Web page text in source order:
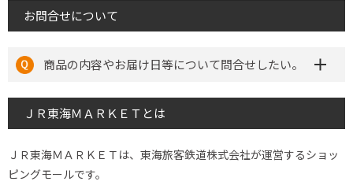
お問合せについて
商品の内容やお届け日等について問合せしたい。
ＪＲ東海ＭＡＲＫＥＴとは
ＪＲ東海ＭＡＲＫＥＴは、東海旅客鉄道株式会社が運営するショッ
ピングモールです。